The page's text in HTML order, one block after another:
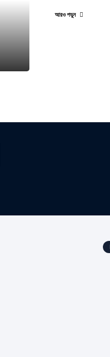
আরও পড়ুন